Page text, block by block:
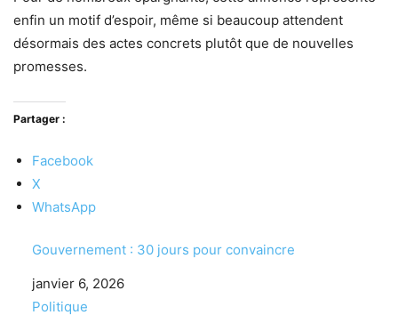
enfin un motif d’espoir, même si beaucoup attendent
désormais des actes concrets plutôt que de nouvelles
promesses.
Partager :
Facebook
X
WhatsApp
Gouvernement : 30 jours pour convaincre
Date
janvier 6, 2026
Par rapport à
Politique